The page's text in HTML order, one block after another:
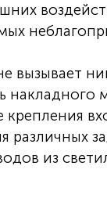
вызывает
из